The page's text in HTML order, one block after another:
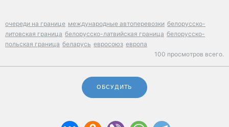
очереди на границе международные автоперевозки белорусско-
литовская граница белорусско-латвийская граница белорусско-
польская граница беларусь евросоюз европа
100 просмотров всего.
ОБСУДИТЬ